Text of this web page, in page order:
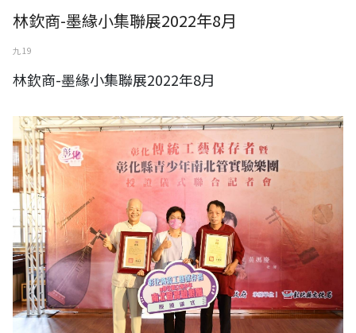
林欽商-墨緣小集聯展2022年8月
九 19
林欽商-墨緣小集聯展2022年8月